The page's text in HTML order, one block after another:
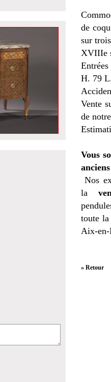
de
sur
XVIIIe
H. 79
Vente
de
Vous
Nos
la
toute
Aix-en-
» Retour